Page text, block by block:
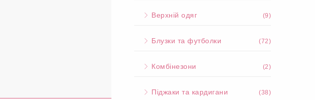
Верхній одяг (9)
Блузки та футболки (72)
Комбінезони (2)
Піджаки та кардигани (38)